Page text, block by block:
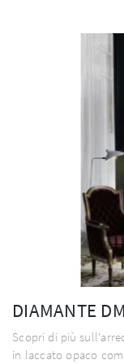
DIAMANTE
Scopri di più
in laccato opaco